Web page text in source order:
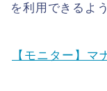
を利用できるよ
【モニター】